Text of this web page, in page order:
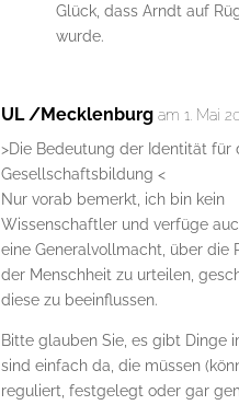
Glück, dass Arndt auf
wurde.
UL /Mecklenburg am 1. Mai
>Die Bedeutung der Identität für
Gesellschaftsbildung <
Nur vorab bemerkt, ich bin kein
Wissenschaftler und verfüge
eine Generalvollmacht, über die
der Menschheit zu urteilen,
diese zu beeinflussen.
Bitte glauben Sie, es gibt Dinge
sind einfach da, die müssen
reguliert, festgelegt oder gar